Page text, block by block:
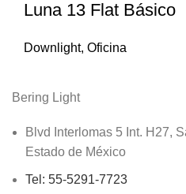
Luna 13 Flat Básico
Downlight, Oficina
Bering Light
Blvd Interlomas 5 Int. H27,
Estado de México
Tel: 55-5291-7723